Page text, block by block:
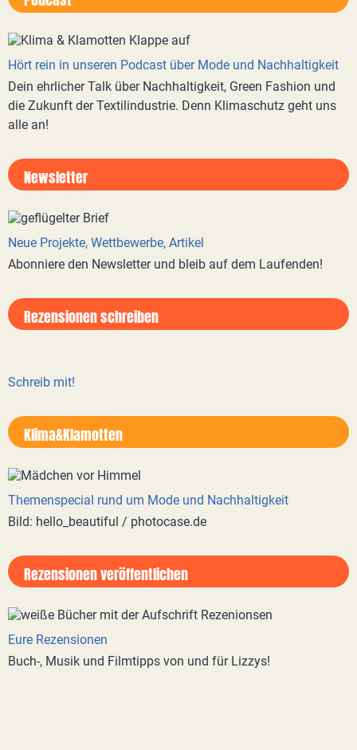
Hört rein in unseren Podcast über Mode und Nachhaltigkeit
Dein ehrlicher Talk über Nachhaltigkeit, Green Fashion und
die Zukunft der Textilindustrie. Denn Klimaschutz geht uns
alle an!
Newsletter
Neue Projekte, Wettbewerbe, Artikel
Abonniere den Newsletter und bleib auf dem Laufenden!
Rezensionen schreiben
Schreib mit!
Klima&Klamotten
Themenspecial rund um Mode und Nachhaltigkeit
Bild: hello_beautiful / photocase.de
Rezensionen veröffentlichen
Eure Rezensionen
Buch-, Musik und Filmtipps von und für Lizzys!